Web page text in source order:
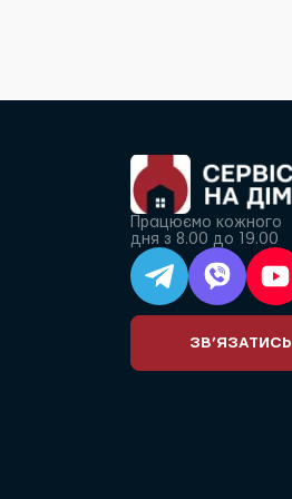
Працюємо кожного
дня з 8.00 до 19.00
ЗВ’ЯЗАТИСЬ